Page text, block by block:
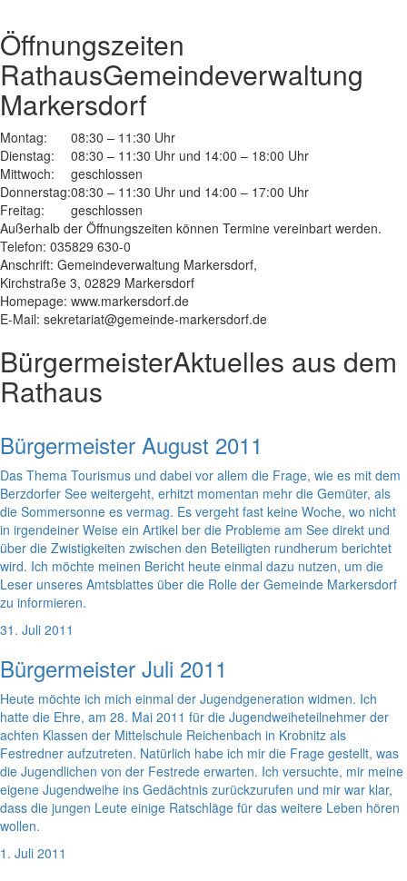
Öffnungszeiten
RathausGemeindeverwaltung
Markersdorf
Montag:
08:30 – 11:30 Uhr
Dienstag:
08:30 – 11:30 Uhr und 14:00 – 18:00 Uhr
Mittwoch:
geschlossen
Donnerstag:08:30 – 11:30 Uhr und 14:00 – 17:00 Uhr
Freitag:
geschlossen
Außerhalb der Öffnungszeiten können Termine vereinbart werden.
Telefon: 035829 630-0
Anschrift: Gemeindeverwaltung Markersdorf,
Kirchstraße 3, 02829 Markersdorf
Homepage: www.markersdorf.de
E-Mail: sekretariat@gemeinde-markersdorf.de
BürgermeisterAktuelles aus dem
Rathaus
Bürgermeister August 2011
Das Thema Tourismus und dabei vor allem die Frage, wie es mit dem
Berzdorfer See weitergeht, erhitzt momentan mehr die Gemüter, als
die Sommersonne es vermag. Es vergeht fast keine Woche, wo nicht
in irgendeiner Weise ein Artikel ber die Probleme am See direkt und
über die Zwistigkeiten zwischen den Beteiligten rundherum berichtet
wird. Ich möchte meinen Bericht heute einmal dazu nutzen, um die
Leser unseres Amtsblattes über die Rolle der Gemeinde Markersdorf
zu informieren.
31. Juli 2011
Bürgermeister Juli 2011
Heute möchte ich mich einmal der Jugendgeneration widmen. Ich
hatte die Ehre, am 28. Mai 2011 für die Jugendweiheteilnehmer der
achten Klassen der Mittelschule Reichenbach in Krobnitz als
Festredner aufzutreten. Natürlich habe ich mir die Frage gestellt, was
die Jugendlichen von der Festrede erwarten. Ich versuchte, mir meine
eigene Jugendweihe ins Gedächtnis zurückzurufen und mir war klar,
dass die jungen Leute einige Ratschläge für das weitere Leben hören
wollen.
1. Juli 2011